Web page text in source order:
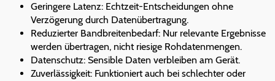
Geringere Latenz: Echtzeit-Entscheidungen ohne
Verzögerung durch Datenübertragung.
Reduzierter Bandbreitenbedarf: Nur relevante Ergebnisse
werden übertragen, nicht riesige Rohdatenmengen.
Datenschutz: Sensible Daten verbleiben am Gerät.
Zuverlässigkeit: Funktioniert auch bei schlechter oder